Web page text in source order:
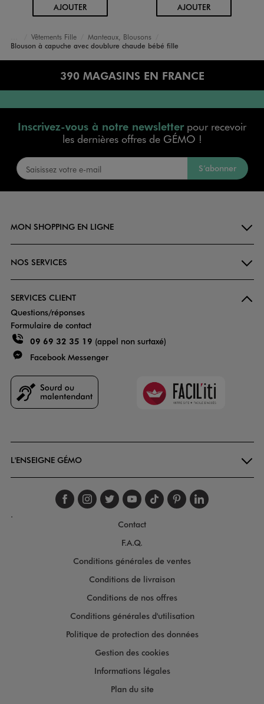
AJOUTERAU PANIER AJOUTERAU PANIER
Accueil
Bébé
Vêtements Fille
Manteaux, Blousons
Blouson à capuche avec doublure chaude bébé fille
390 MAGASINS EN FRANCE
Inscrivez-vous à notre newsletterpour recevoir
les dernières offres de GÉMO !
S’abonner
MON SHOPPING EN LIGNE
NOS SERVICES
SERVICES CLIENT
Questions/réponses
Formulaire de contact
09 69 32 35 19 (appel non surtaxé)
Facebook Messenger
Faciliti
L'ENSEIGNE GÉMO
Suivez-nous sur
Suivez-nous sur
Suivez-nous sur
Suivez-nous
Suivez-nous
Suivez-
.
Contact
F.A.Q.
Conditions générales de ventes
Conditions de livraison
Conditions de nos offres
Conditions générales d'utilisation
Politique de protection des données
Gestion des cookies
Informations légales
Plan du site